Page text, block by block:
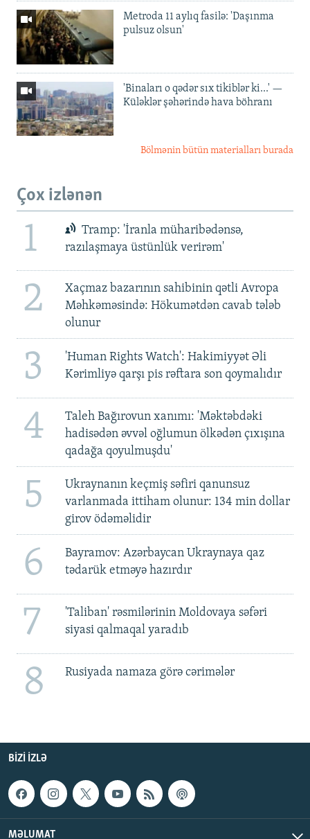
Metroda 11 aylıq fasilə: 'Daşınma
pulsuz olsun'
'Binaları o qədər sıx tikiblər ki...' —
Küləklər şəhərində hava böhranı
Bölmənin bütün materialları burada
Çox izlənən
1
Tramp: 'İranla müharibədənsə,
razılaşmaya üstünlük verirəm'
2
Xaçmaz bazarının sahibinin qətli Avropa
Məhkəməsində: Hökumətdən cavab tələb
olunur
3
'Human Rights Watch': Hakimiyyət Əli
Kərimliyə qarşı pis rəftara son qoymalıdır
4
Taleh Bağırovun xanımı: 'Məktəbdəki
hadisədən əvvəl oğlumun ölkədən çıxışına
qadağa qoyulmuşdu'
5
Ukraynanın keçmiş səfiri qanunsuz
varlanmada ittiham olunur: 134 min dollar
girov ödəməlidir
6
Bayramov: Azərbaycan Ukraynaya qaz
tədarük etməyə hazırdır
7
'Taliban' rəsmilərinin Moldovaya səfəri
siyasi qalmaqal yaradıb
8 Rusiyada namaza görə cərimələr
BIZI IZLƏ
MƏLUMAT